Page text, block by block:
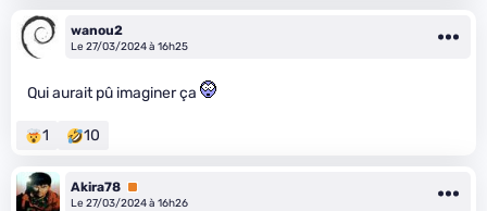
wanou2
Le 27/03/2024 à 16h25
Qui aurait pû imaginer ça
1 10
Akira78 Premium
Le 27/03/2024 à 16h26